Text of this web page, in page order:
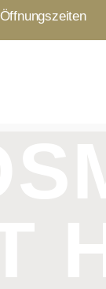
Öffnungszeiten